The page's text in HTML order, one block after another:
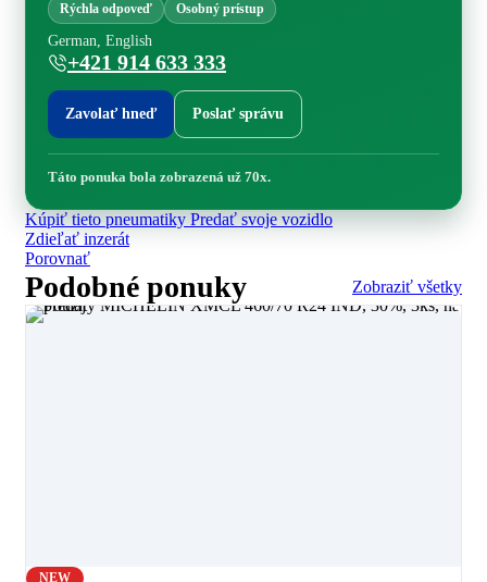
Rýchla odpoveď Osobný prístup
German, English
+421 914 633 333
Zavolať hneď Poslať správu
Táto ponuka bola zobrazená už 70x.
Kúpiť tieto pneumatiky Predať svoje vozidlo
Zdieľať inzerát
Porovnať
Podobné ponuky Zobraziť všetky
NEW